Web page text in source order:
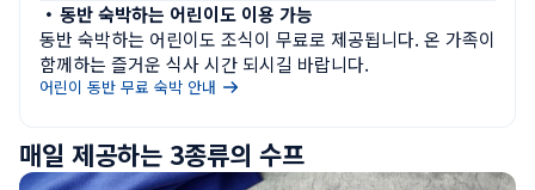
・ 동반 숙박하는 어린이도 이용 가능
동반 숙박하는 어린이도 조식이 무료로 제공됩니다. 온 가족이
함께하는 즐거운 식사 시간 되시길 바랍니다.
어린이 동반 무료 숙박 안내
매일 제공하는 3종류의 수프